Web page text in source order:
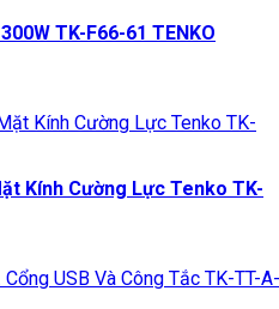
TK-F66-61 TENKO
Kính Cường Lực Tenko TK-